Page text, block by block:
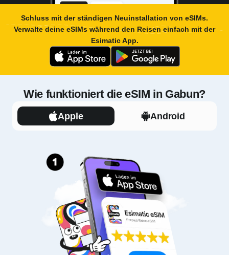
Schluss mit der ständigen Neuinstallation von eSIMs.
Verwalte deine eSIMs während den Reisen einfach mit der
Esimatic App.
Wie funktioniert die eSIM in Gabun?
Apple Android